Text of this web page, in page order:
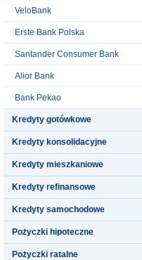
VeloBank
Erste Bank Polska
Santander Consumer Bank
Alior Bank
Bank Pekao
Kredyty gotówkowe
Kredyty konsolidacyjne
Kredyty mieszkaniowe
Kredyty refinansowe
Kredyty samochodowe
Pożyczki hipoteczne
Pożyczki ratalne